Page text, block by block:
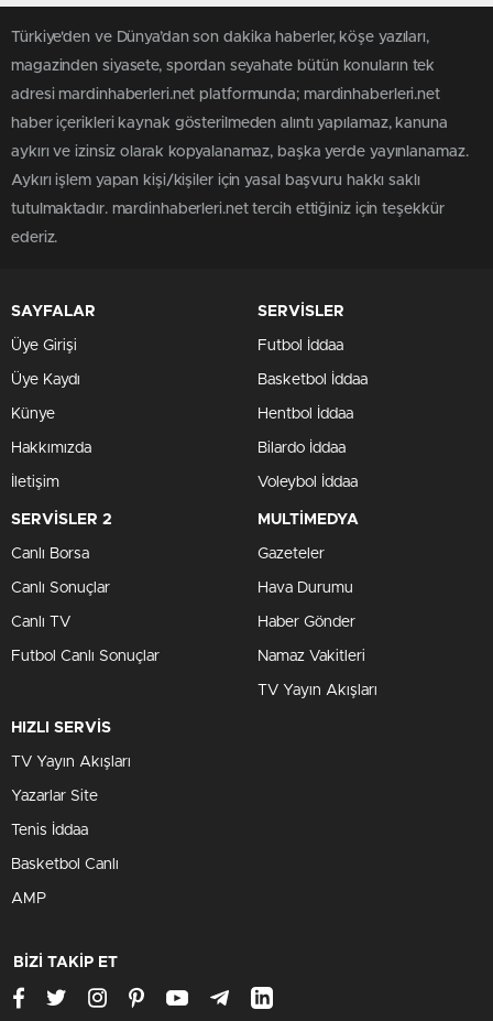
Türkiye'den ve Dünya’dan son dakika haberler, köşe yazıları,
magazinden siyasete, spordan seyahate bütün konuların tek
adresi mardinhaberleri.net platformunda; mardinhaberleri.net
haber içerikleri kaynak gösterilmeden alıntı yapılamaz, kanuna
aykırı ve izinsiz olarak kopyalanamaz, başka yerde yayınlanamaz.
Aykırı işlem yapan kişi/kişiler için yasal başvuru hakkı saklı
tutulmaktadır. mardinhaberleri.net tercih ettiğiniz için teşekkür
ederiz.
SAYFALAR
Üye Girişi
Üye Kaydı
Künye
Hakkımızda
İletişim
SERVİSLER
Futbol İddaa
Basketbol İddaa
Hentbol İddaa
Bilardo İddaa
Voleybol İddaa
SERVİSLER 2
Canlı Borsa
Canlı Sonuçlar
Canlı TV
Futbol Canlı Sonuçlar
MULTİMEDYA
Gazeteler
Hava Durumu
Haber Gönder
Namaz Vakitleri
TV Yayın Akışları
HIZLI SERVİS
TV Yayın Akışları
Yazarlar Site
Tenis İddaa
Basketbol Canlı
AMP
BİZİ TAKİP ET